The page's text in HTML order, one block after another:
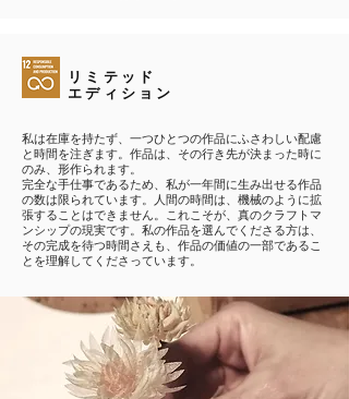
リミテッド
エディション
私は在庫を持たず、一つひとつの作品にふさわしい配慮
と時間を注ぎます。作品は、その行き先が決まった時に
のみ、形作られます。
完全な手仕事であるため、私が一年間に生み出せる作品
の数は限られています。人間の時間は、機械のように拡
張することはできません。これこそが、真のクラフトマ
ンシップの現実です。私の作品を選んでくださる方は、
その完成を待つ時間さえも、作品の価値の一部であるこ
とを理解してくださっています。